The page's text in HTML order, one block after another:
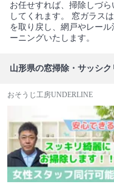
お任せすれば、掃除しづ
してくれます。 窓ガラス
を取り戻し、網戸やレー
ーニングいたします。
山形県の窓掃除・サッシ
おそうじ工房UNDERLINE